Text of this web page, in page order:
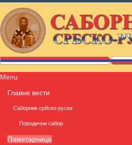
Menu
Главне вести
Саборник србско-руски
Породични сабор
Паметарница